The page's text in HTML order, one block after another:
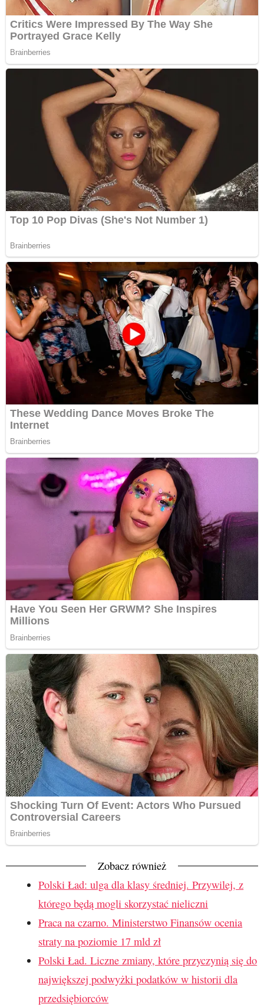
Zobacz również
Polski Ład: ulga dla klasy średniej. Przywilej, z
którego będą mogli skorzystać nieliczni
Praca na czarno. Ministerstwo Finansów ocenia
straty na poziomie 17 mld zł
Polski Ład. Liczne zmiany, które przyczynią się do
największej podwyżki podatków w historii dla
przedsiębiorców